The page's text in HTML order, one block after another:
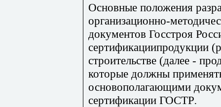
Основные положения
организационно-
документов Госстроя
сертификациипродукции
строительстве (далее -
которые должны
основополагающими
сертификации ГОСТР.